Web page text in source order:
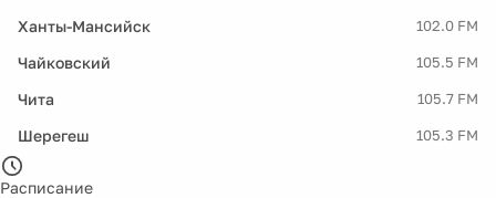
Ханты-Мансийск 102.0 FM
Чайковский 105.5 FM
Чита 105.7 FM
Шерегеш 105.3 FM
Расписание